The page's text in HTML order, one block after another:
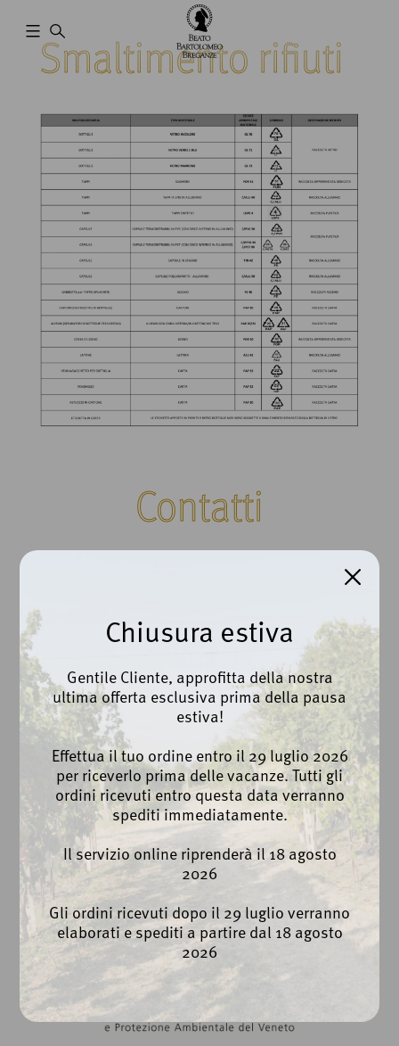
Cantina
Breganze
Smaltimento rifiuti
Contatti
Ph. +39 0445 873112
info@cantinabreganze.it
export@cantinabreganze.it
Privacy Policy
Cookie Policy
Whistleblowing
Chiusura estiva
Gentile Cliente, approfitta della nostra
ultima offerta esclusiva prima della pausa
estiva!
Effettua il tuo ordine entro il 29 luglio 2026
per riceverlo prima delle vacanze. Tutti gli
ordini ricevuti entro questa data verranno
spediti immediatamente.
Il servizio online riprenderà il 18 agosto
2026
Gli ordini ricevuti dopo il 29 luglio verranno
elaborati e spediti a partire dal 18 agosto
2026